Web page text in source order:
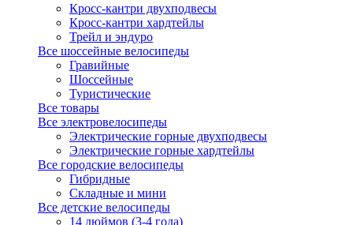
Кросс-кантри двухподвесы
Кросс-кантри хардтейлы
Трейл и эндуро
Все шоссейные велосипеды
Гравийные
Шоссейные
Туристические
Все товары
Все электровелосипеды
Электрические горные двухподвесы
Электрические горные хардтейлы
Все городские велосипеды
Гибридные
Складные и мини
Все детские велосипеды
14 дюймов (3-4 года)